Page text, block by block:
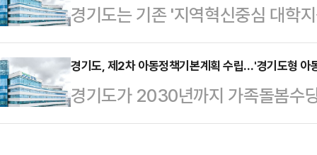
발점이 될 것"이라고 평가했다.이
역이 되살아날…
음 시작됐다.신청 대상은 2026년 1
로, 공고일 기준 주민등록상 주소
년 1월 1일생 ~ 2008년 12월 31일
있다. 또한 지난해 12월에 취업 면
경기도는 기존 '지역혁신중심 대학
계(이하 앵커)'로 전면 개편하고, 앵
규 과제 수행대학 선정 결과를 확정
(Anchor)'는 지자체가 주도해 대학
지역의 일자리 전략과 연계해 글로
경기도, 제2차 아동정책기본계획 수립…'경기도형 아
경기도가 2030년까지 가족돌봄수
돌봄 추진을 강화한다.도는 아동이